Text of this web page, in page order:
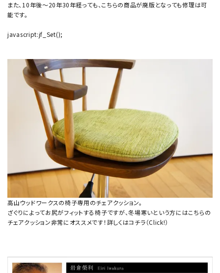
また、10年後～20年30年経っても、こちらの商品が廃版となっても修理は可
能です。
javascript:jf_Set();
高山ウッドワークスの椅子専用のチェアクッション。
ざぐりによってお尻がフィットする椅子ですが、冬場寒いという方にはこちらの
チェアクッション非常にオススメです！詳しくはコチラ（Click!）